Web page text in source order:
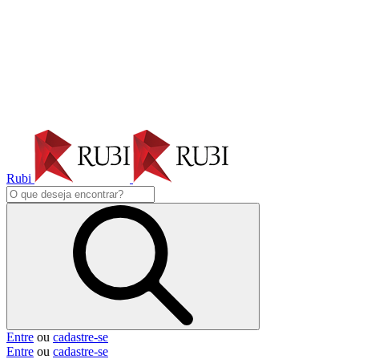
Rubi
Entre ou cadastre-se
Entre ou cadastre-se